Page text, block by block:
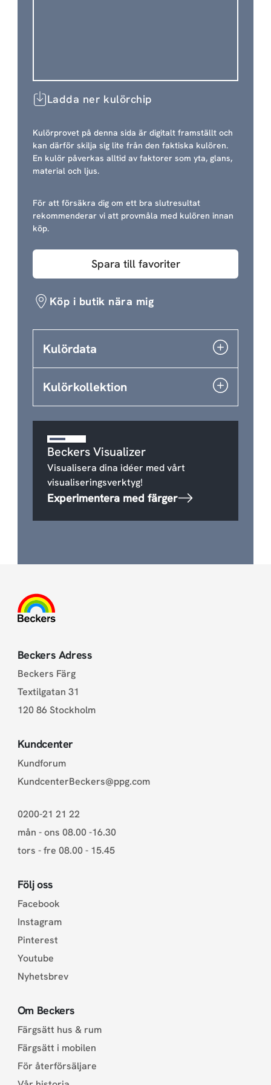
Ladda ner kulörchip
Kulörprovet på denna sida är digitalt framställt och
kan därför skilja sig lite från den faktiska kulören.
En kulör påverkas alltid av faktorer som yta, glans,
material och ljus.
För att försäkra dig om ett bra slutresultat
rekommenderar vi att provmåla med kulören innan
köp.
Spara till favoriter
Köp i butik nära mig
Kulördata
Kulörkollektion
Beckers Visualizer
Visualisera dina idéer med vårt
visualiseringsverktyg!
Experimentera med färger
Beckers Adress
Beckers Färg
Textilgatan 31
120 86 Stockholm
Kundcenter
Kundforum
KundcenterBeckers@ppg.com
0200-21 21 22
mån - ons 08.00 -16.30
tors - fre 08.00 - 15.45
Följ oss
Facebook
Instagram
Pinterest
Youtube
Nyhetsbrev
Om Beckers
Färgsätt hus & rum
Färgsätt i mobilen
För återförsäljare